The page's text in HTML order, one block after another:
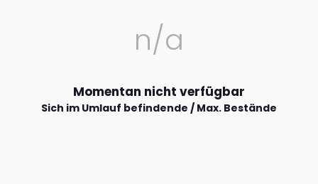
n/a
Momentan nicht verfügbar
Sich im Umlauf befindende / Max. Bestände